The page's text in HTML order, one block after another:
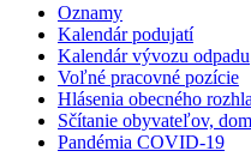
Oznamy
Kalendár podujatí
Kalendár vývozu odpadu
Voľné pracovné pozície
Hlásenia obecného
Sčítanie obyvateľov,
Pandémia COVID-19